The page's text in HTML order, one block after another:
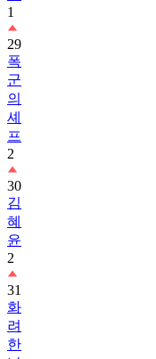
1
29
폭
군
의
셰
프
2
30
김
혜
윤
2
31
화
려
한